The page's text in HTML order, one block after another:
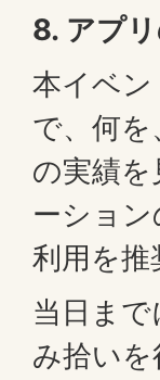
8. アプ
本イベ
で、何
の実績
ーショ
利用を推
当日ま
み拾い